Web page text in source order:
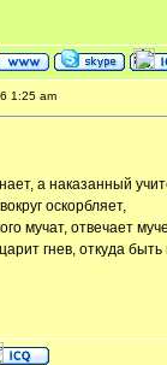
1:25 am
а наказанный
оскорбляет,
мучат, отвечает
гнев, откуда